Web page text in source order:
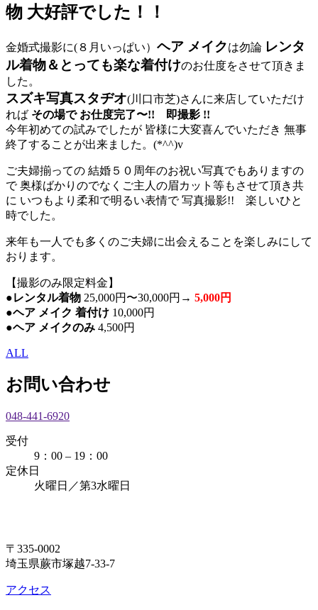
物 大好評でした！！
金婚式撮影に(８月いっぱい） ヘア メイクは勿論 レンタ
ル着物＆とっても楽な着付けのお仕度をさせて頂きま
した。
スズキ写真スタヂオ(川口市芝)さんに来店していただけ
れば その場で お仕度完了〜!! 即撮影 !!
今年初めての試みでしたが 皆様に大変喜んでいただき 無事
終了することが出来ました。(*^^)v
ご夫婦揃っての 結婚５０周年のお祝い写真でもありますの
で 奥様ばかりのでなくご主人の眉カット等もさせて頂き共
に いつもより柔和で明るい表情で 写真撮影!! 楽しいひと
時でした。
来年も一人でも多くのご夫婦に出会えることを楽しみにして
おります。
【撮影のみ限定料金】
●レンタル着物 25,000円〜30,000円→ 5,000円
●ヘア メイク 着付け 10,000円
●ヘア メイクのみ 4,500円
ALL
お問い合わせ
048-441-6920
受付
9：00 – 19：00
定休日
火曜日／第3水曜日
〒335-0002
埼玉県蕨市塚越7-33-7
アクセス